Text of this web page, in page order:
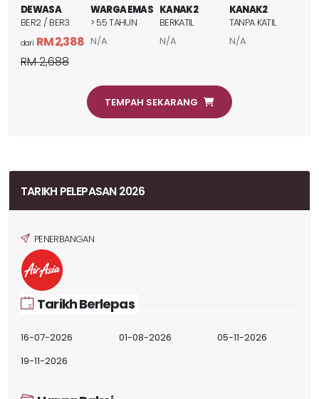
DEWASA
BER2 / BER3
dariRM 2,388
RM 2,688
WARGA EMAS
> 55 TAHUN
N/A
KANAK2
BERKATIL
N/A
KANAK2
TANPA KATIL
N/A
TEMPAH SEKARANG
TARIKH PELEPASAN 2026
PENERBANGAN
Tarikh Berlepas
16-07-2026 01-08-2026
05-11-2026
19-11-2026